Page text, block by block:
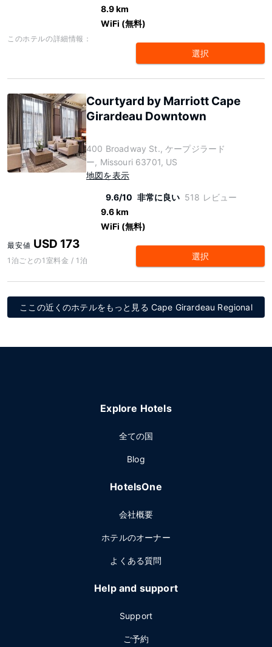
8.9 km
WiFi (無料)
このホテルの詳細情報：
選択
Courtyard by Marriott Cape
Girardeau Downtown
400 Broadway St., ケープジラード
ー, Missouri 63701, US
地図を表示
9.6/10 非常に良い 518 レビュー
9.6 km
WiFi (無料)
最安値 USD 173
1泊ごとの1室料金 / 1泊 選択
ここの近くのホテルをもっと見る Cape Girardeau Regional
Explore Hotels
全ての国
Blog
HotelsOne
会社概要
ホテルのオーナー
よくある質問
Help and support
Support
ご予約